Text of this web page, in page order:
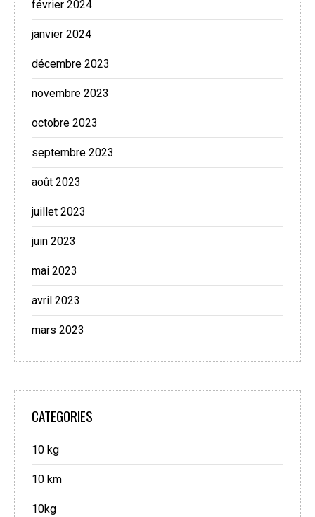
février 2024
janvier 2024
décembre 2023
novembre 2023
octobre 2023
septembre 2023
août 2023
juillet 2023
juin 2023
mai 2023
avril 2023
mars 2023
CATEGORIES
10 kg
10 km
10kg